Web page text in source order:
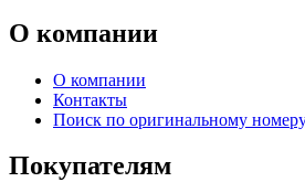
О компании
О компании
Контакты
Поиск по оригинальному
Покупателям